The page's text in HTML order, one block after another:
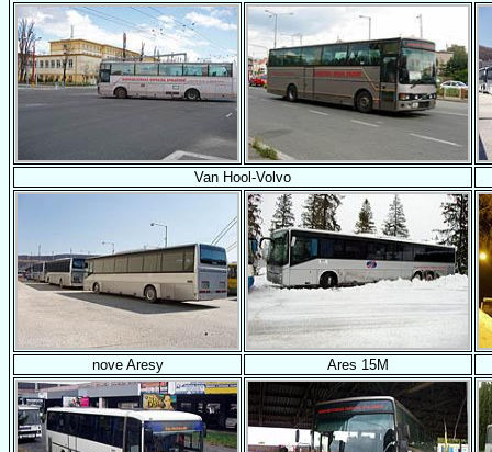
Van Hool-Volvo
nove Aresy Ares 15M